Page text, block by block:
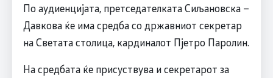
По аудиенцијата, претседателката Сиљановска –
Давкова ќе има средба со државниот секретар
на Светата столица, кардиналот Пјетро Паролин.
На средбата ќе присуствува и секретарот за